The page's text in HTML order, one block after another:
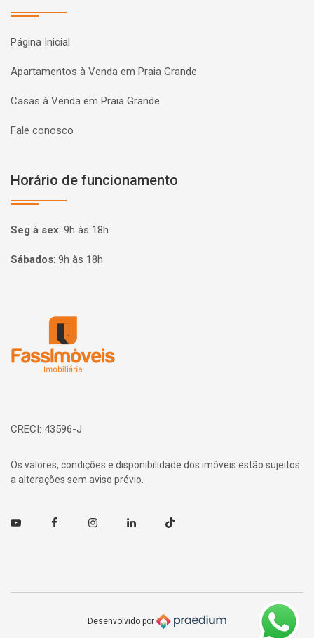
Página Inicial
Apartamentos à Venda em Praia Grande
Casas à Venda em Praia Grande
Fale conosco
Horário de funcionamento
Seg à sex: 9h às 18h
Sábados: 9h às 18h
CRECI: 43596-J
Os valores, condições e disponibilidade dos imóveis estão sujeitos
a alterações sem aviso prévio.
Youtube FacebookInstagramLinkedin TikTok
Desenvolvido por